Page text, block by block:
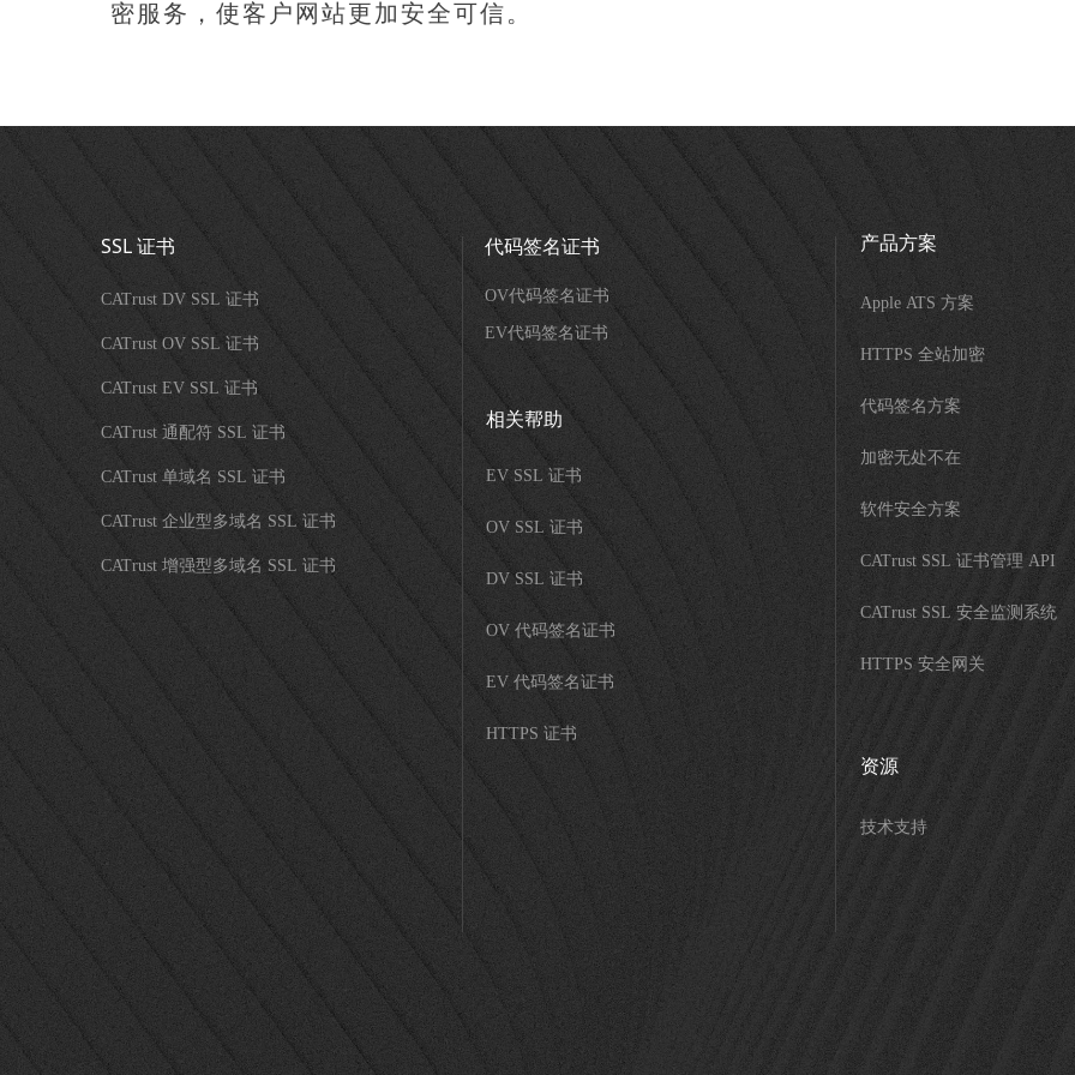
密服务，使客户网站更加安全可信。
SSL 证书
CATrust DV SSL 证书
CATrust OV SSL 证书
CATrust EV SSL 证书
CATrust 通配符 SSL 证书
CATrust 单域名 SSL 证书
CATrust 企业型多域名 SSL 证书
CATrust 增强型多域名 SSL 证书
OV代码签名证书
EV代码签名证书
代码签名证书
EV SSL 证书
OV SSL 证书
DV SSL 证书
OV 代码签名证书
EV 代码签名证书
HTTPS 证书
相关帮助
Apple ATS 方案
HTTPS 全站加密
代码签名方案
加密无处不在
软件安全方案
CATrust SSL 证书管理 API
CATrust SSL 安全监测系统
HTTPS 安全网关
产品方案
技术支持
资源